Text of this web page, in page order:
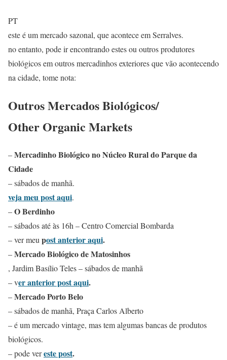
PT
este é um mercado sazonal, que acontece em Serralves.
no entanto, pode ir encontrando estes ou outros produtores
biológicos em outros mercadinhos exteriores que vão acontecendo
na cidade, tome nota:
Outros Mercados Biológicos/
Other Organic Markets
–Mercadinho Biológico no Núcleo Rural do Parque da
Cidade
– sábados de manhã.
veja meu post aqui.
–O Berdinho
– sábados até às 16h – Centro Comercial Bombarda
– ver meupost anterior aqui.
–Mercado Biológico de Matosinhos
, Jardim Basílio Teles – sábados de manhã
– ver anterior post aqui.
–Mercado Porto Belo
– sábados de manhã, Praça Carlos Alberto
– é um mercado vintage, mas tem algumas bancas de produtos
biológicos.
– pode vereste post.